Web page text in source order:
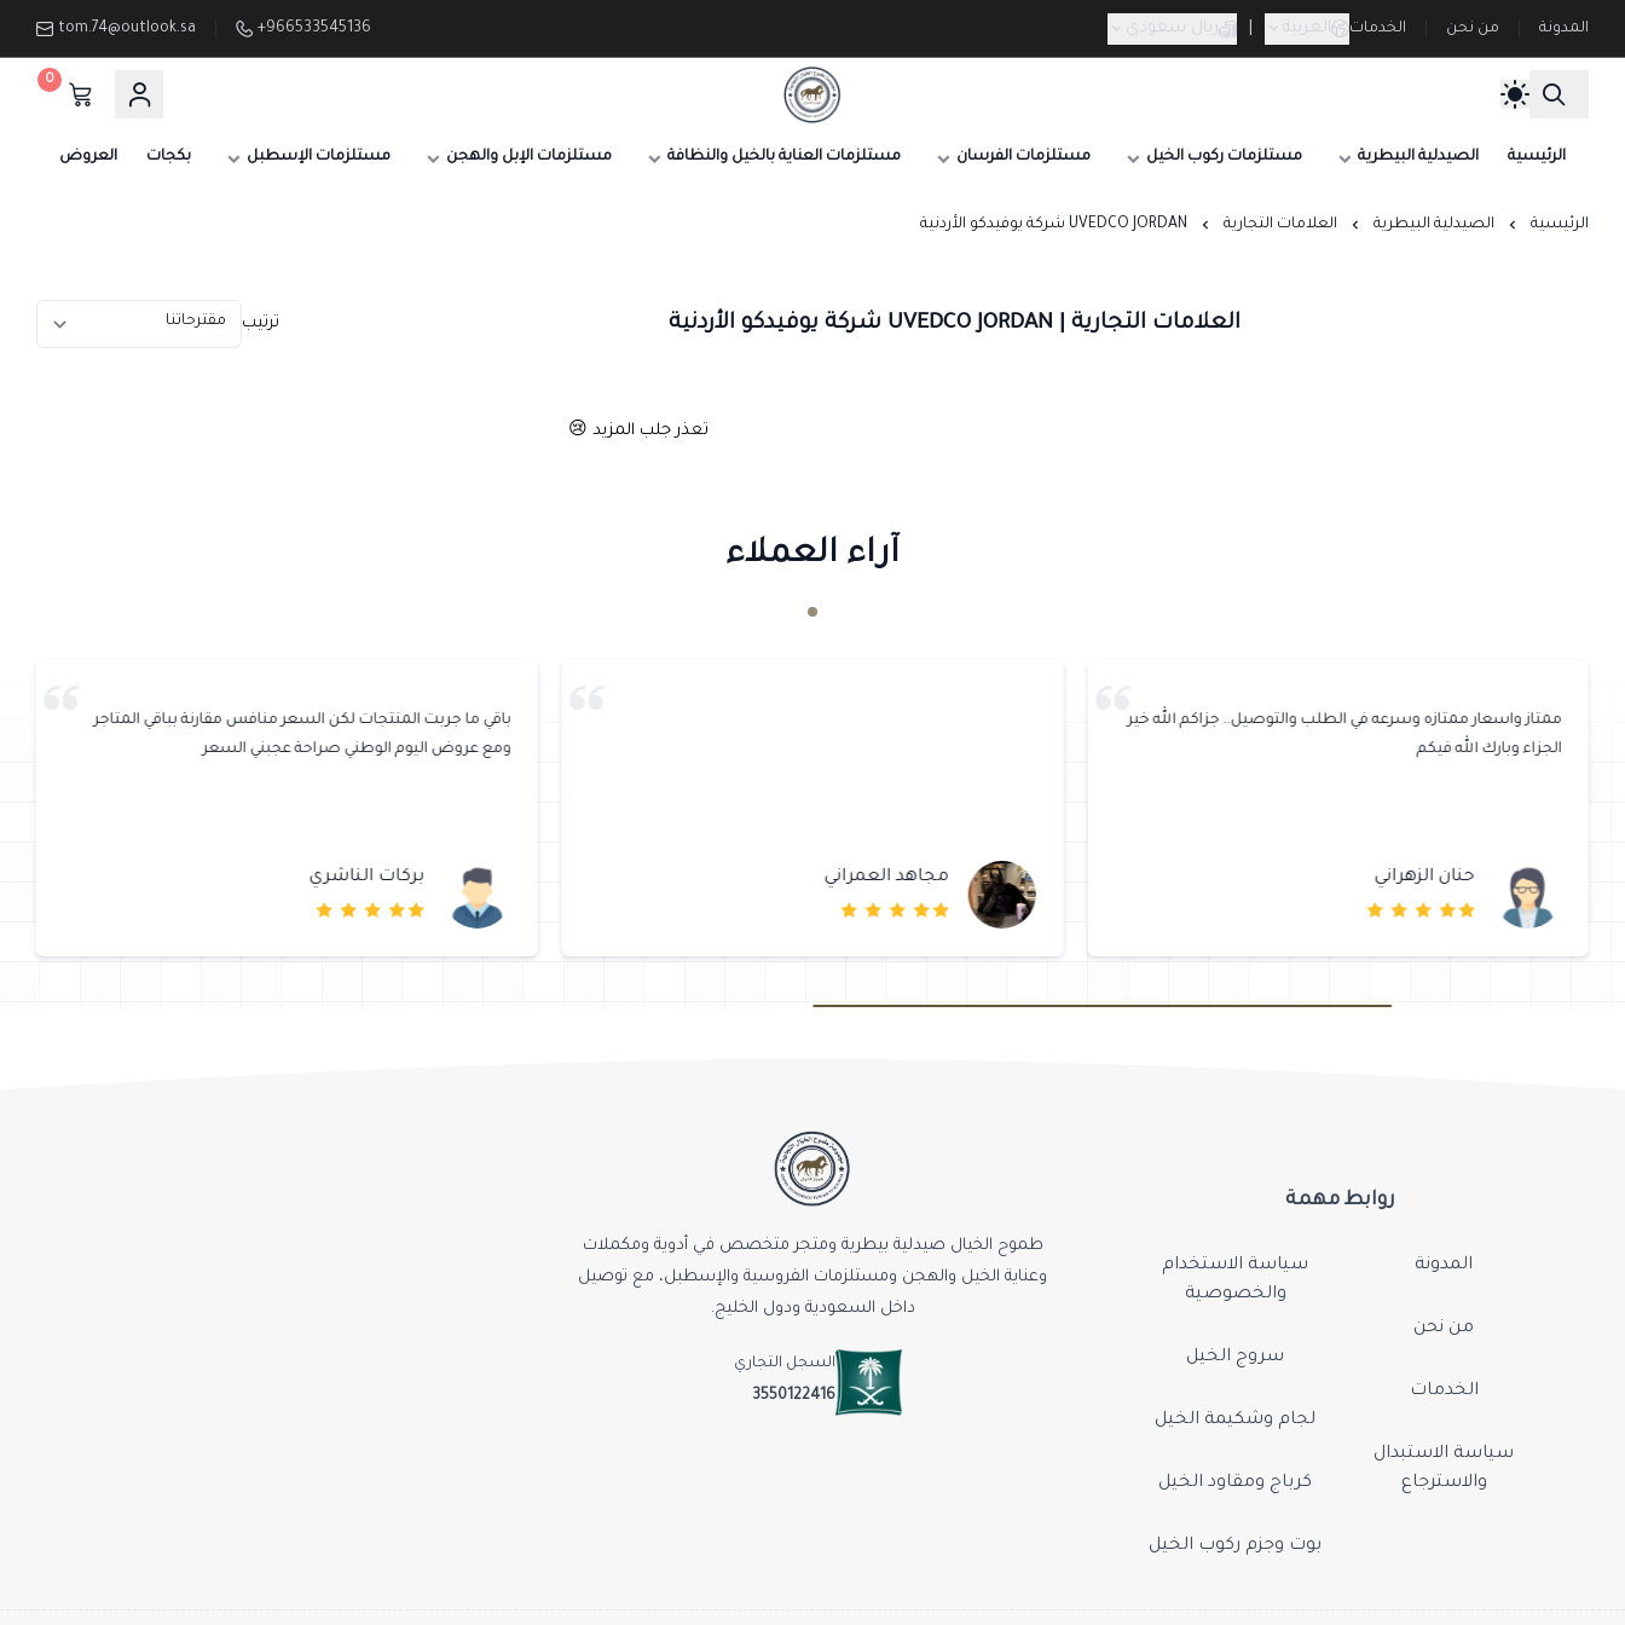
المدونة من نحن الخدمات العربية ريال سعودي +966533545136
tom.74@outlook.sa
صيدلية طموح الخيال البيطرية
0
الرئيسية الصيدلية البيطرية مستلزمات ركوب الخيل مستلزمات الفرسان مستلزمات العناية بالخيل والنظافة مستلزمات الإبل والهجن مستلزمات الإسطبل بكجات العروض
الرئيسية الصيدلية البيطرية العلامات التجارية UVEDCO JORDAN شركة يوفيدكو الأردنية
العلامات التجارية | UVEDCO JORDAN شركة يوفيدكو الأردنية ترتيب
تعذر جلب المزيد 😢
آراء العملاء
ممتاز واسعار ممتازه وسرعه في الطلب والتوصيل.. جزاكم الله خير
الجزاء وبارك الله فيكم
حنان الزهراني مجاهد العمراني
باقي ما جربت المنتجات لكن السعر منافس مقارنة بباقي المتاجر
ومع عروض اليوم الوطني صراحة عجبني السعر
بركات الناشري
روابط مهمة
المدونة
من نحن
الخدمات
سياسة الاستبدال
والاسترجاع
سياسة الاستخدام
والخصوصية
سروج الخيل
لجام وشكيمة الخيل
كرباج ومقاود الخيل
بوت وجزم ركوب الخيل
طموح الخيال صيدلية بيطرية ومتجر متخصص في أدوية ومكملات
وعناية الخيل والهجن ومستلزمات الفروسية والإسطبل، مع توصيل
داخل السعودية ودول الخليج.
السجل التجاري
3550122416